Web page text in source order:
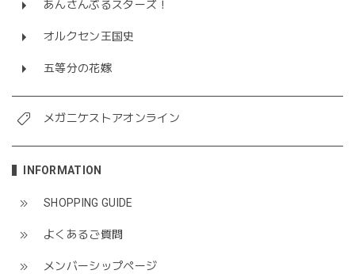
あんさんぶるスターズ！
オルクセン王国史
五等分の花嫁
メガニケストアオンライン
INFORMATION
SHOPPING GUIDE
よくあるご質問
メンバーシップページ